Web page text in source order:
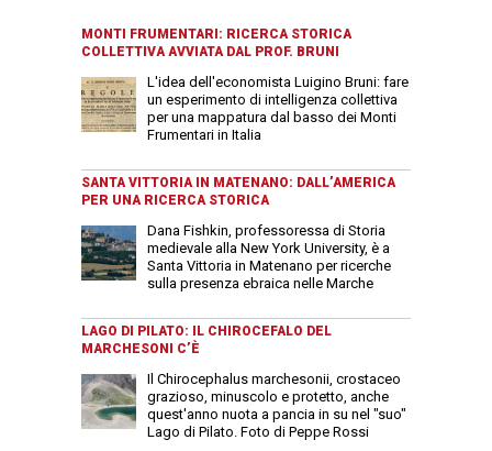
MONTI FRUMENTARI: RICERCA STORICA
COLLETTIVA AVVIATA DAL PROF. BRUNI
L'idea dell'economista Luigino Bruni: fare
un esperimento di intelligenza collettiva
per una mappatura dal basso dei Monti
Frumentari in Italia
SANTA VITTORIA IN MATENANO: DALL’AMERICA
PER UNA RICERCA STORICA
Dana Fishkin, professoressa di Storia
medievale alla New York University, è a
Santa Vittoria in Matenano per ricerche
sulla presenza ebraica nelle Marche
LAGO DI PILATO: IL CHIROCEFALO DEL
MARCHESONI C’È
Il Chirocephalus marchesonii, crostaceo
grazioso, minuscolo e protetto, anche
quest'anno nuota a pancia in su nel "suo"
Lago di Pilato. Foto di Peppe Rossi